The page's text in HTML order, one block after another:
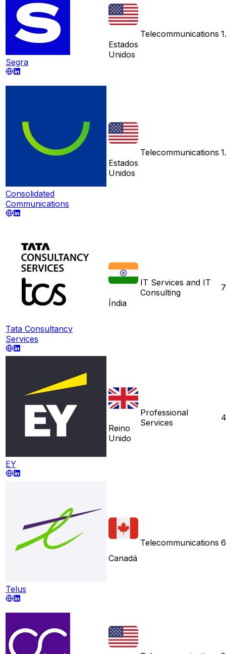
Segra
Estados
Unidos
Telecommunications
Consolidated
Communications
Estados
Unidos
Telecommunications
Tata Consultancy
Services
Índia
IT Services and IT
Consulting
EY
Reino
Unido
Professional
Services
Telus
Canadá
Telecommunications